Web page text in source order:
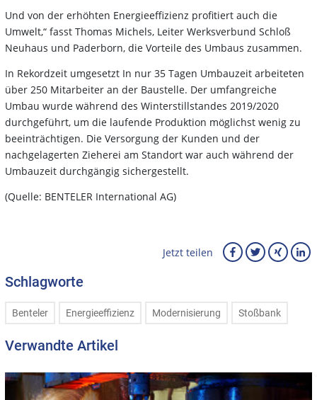
Und von der erhöhten Energieeffizienz profitiert auch die
Umwelt,“ fasst Thomas Michels, Leiter Werksverbund Schloß
Neuhaus und Paderborn, die Vorteile des Umbaus zusammen.
In Rekordzeit umgesetzt In nur 35 Tagen Umbauzeit arbeiteten
über 250 Mitarbeiter an der Baustelle. Der umfangreiche
Umbau wurde während des Winterstillstandes 2019/2020
durchgeführt, um die laufende Produktion möglichst wenig zu
beeinträchtigen. Die Versorgung der Kunden und der
nachgelagerten Zieherei am Standort war auch während der
Umbauzeit durchgängig sichergestellt.
(Quelle: BENTELER International AG)
Jetzt teilen
Schlagworte
Benteler Energieeffizienz Modernisierung Stoßbank
Verwandte Artikel